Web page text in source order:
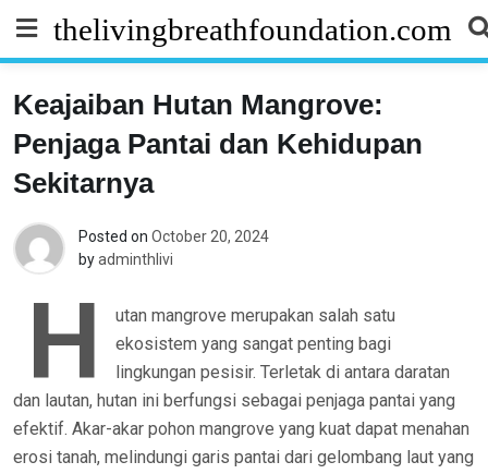
content
thelivingbreathfoundation.com
Keajaiban Hutan Mangrove:
Penjaga Pantai dan Kehidupan
Sekitarnya
Posted on October 20, 2024
byadminthlivi
H
utan mangrove merupakan salah satu
ekosistem yang sangat penting bagi
lingkungan pesisir. Terletak di antara daratan
dan lautan, hutan ini berfungsi sebagai penjaga pantai yang
efektif. Akar-akar pohon mangrove yang kuat dapat menahan
erosi tanah, melindungi garis pantai dari gelombang laut yang